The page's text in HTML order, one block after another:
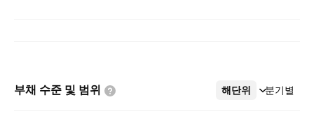
부채 수준 및 범위 해단위 분기별
더보기